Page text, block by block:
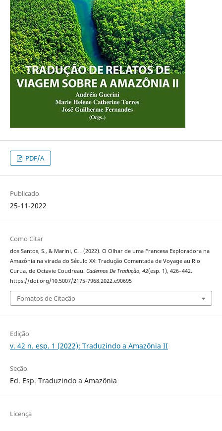
PDF/A
Publicado
25-11-2022
Como Citar
dos Santos, S., & Marini, C. . (2022). O Olhar de uma Francesa Exploradora na
Amazônia na virada do Século XX: Tradução Comentada de Voyage au Rio
Curua, de Octavie Coudreau. Cadernos De Tradução, 42(esp. 1), 426–442.
https://doi.org/10.5007/2175-7968.2022.e90695
Fomatos de Citação
Edição
v. 42 n. esp. 1 (2022): Traduzindo a Amazônia II
Seção
Ed. Esp. Traduzindo a Amazônia
Licença